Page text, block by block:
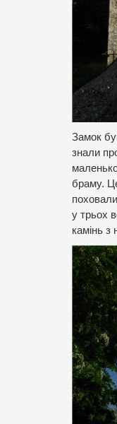
Замок
знали
браму.
у трьох
камінь з